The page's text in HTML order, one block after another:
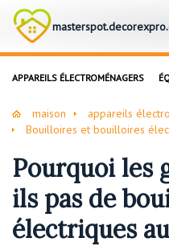
APPAREILS ÉLECTROMÉNAGERS
maison
appareils
Bouilloires et bouilloires
Pourquoi les
ils pas de
électriques